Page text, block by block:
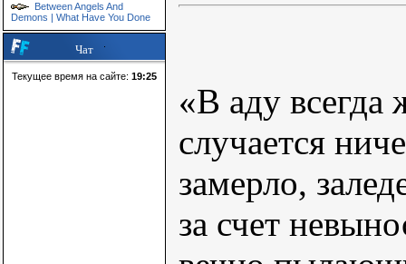
Between Angels And
Demons | What Have You Done
Чат
Текущее время на сайте: 19:25
«В аду всегда
случается
замерло,
за счет